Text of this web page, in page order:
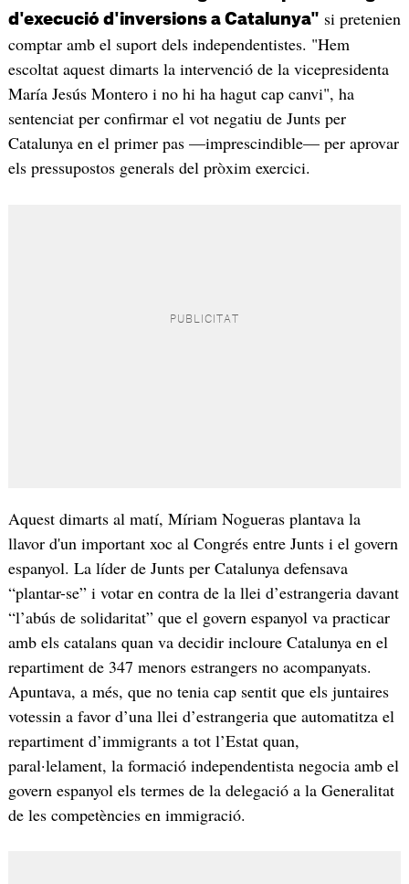
d'execució d'inversions a Catalunya" si pretenien
comptar amb el suport dels independentistes. "Hem
escoltat aquest dimarts la intervenció de la vicepresidenta
María Jesús Montero i no hi ha hagut cap canvi", ha
sentenciat per confirmar el vot negatiu de Junts per
Catalunya en el primer pas —imprescindible— per aprovar
els pressupostos generals del pròxim exercici.
Aquest dimarts al matí, Míriam Nogueras plantava la
llavor d'un important xoc al Congrés entre Junts i el govern
espanyol. La líder de Junts per Catalunya defensava
“plantar-se” i votar en contra de la llei d’estrangeria davant
“l’abús de solidaritat” que el govern espanyol va practicar
amb els catalans quan va decidir incloure Catalunya en el
repartiment de 347 menors estrangers no acompanyats.
Apuntava, a més, que no tenia cap sentit que els juntaires
votessin a favor d’una llei d’estrangeria que automatitza el
repartiment d’immigrants a tot l’Estat quan,
paral·lelament, la formació independentista negocia amb el
govern espanyol els termes de la delegació a la Generalitat
de les competències en immigració.